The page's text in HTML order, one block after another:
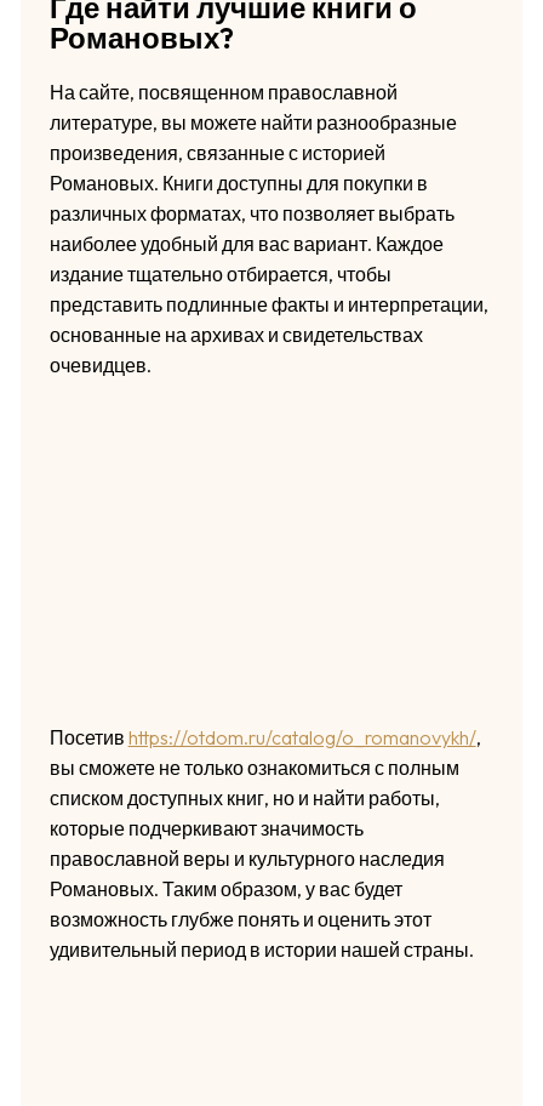
Романовых?
На сайте, посвященном православной
литературе, вы можете найти разнообразные
произведения, связанные с историей
Романовых. Книги доступны для покупки в
различных форматах, что позволяет выбрать
наиболее удобный для вас вариант. Каждое
издание тщательно отбирается, чтобы
представить подлинные факты и интерпретации,
основанные на архивах и свидетельствах
очевидцев.
Посетив https://otdom.ru/catalog/o_romanovykh/,
вы сможете не только ознакомиться с полным
списком доступных книг, но и найти работы,
которые подчеркивают значимость
православной веры и культурного наследия
Романовых. Таким образом, у вас будет
возможность глубже понять и оценить этот
удивительный период в истории нашей страны.